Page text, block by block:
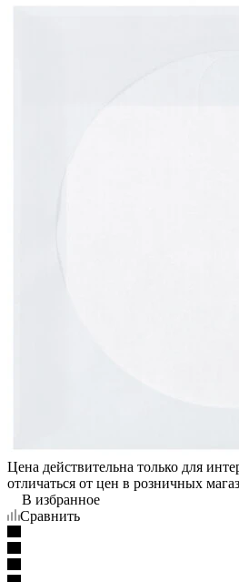
Цена действительна только для
отличаться от цен в розничных
В избранное
Сравнить